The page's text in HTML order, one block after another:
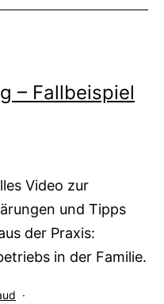
– Fallbeispiel
Video zur
und Tipps
der Praxis:
in der Familie.